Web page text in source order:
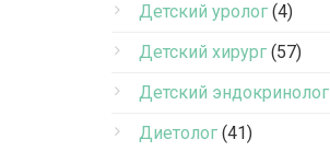
Детский уролог (4)
Детский хирург (57)
Детский эндокринолог
Диетолог (41)